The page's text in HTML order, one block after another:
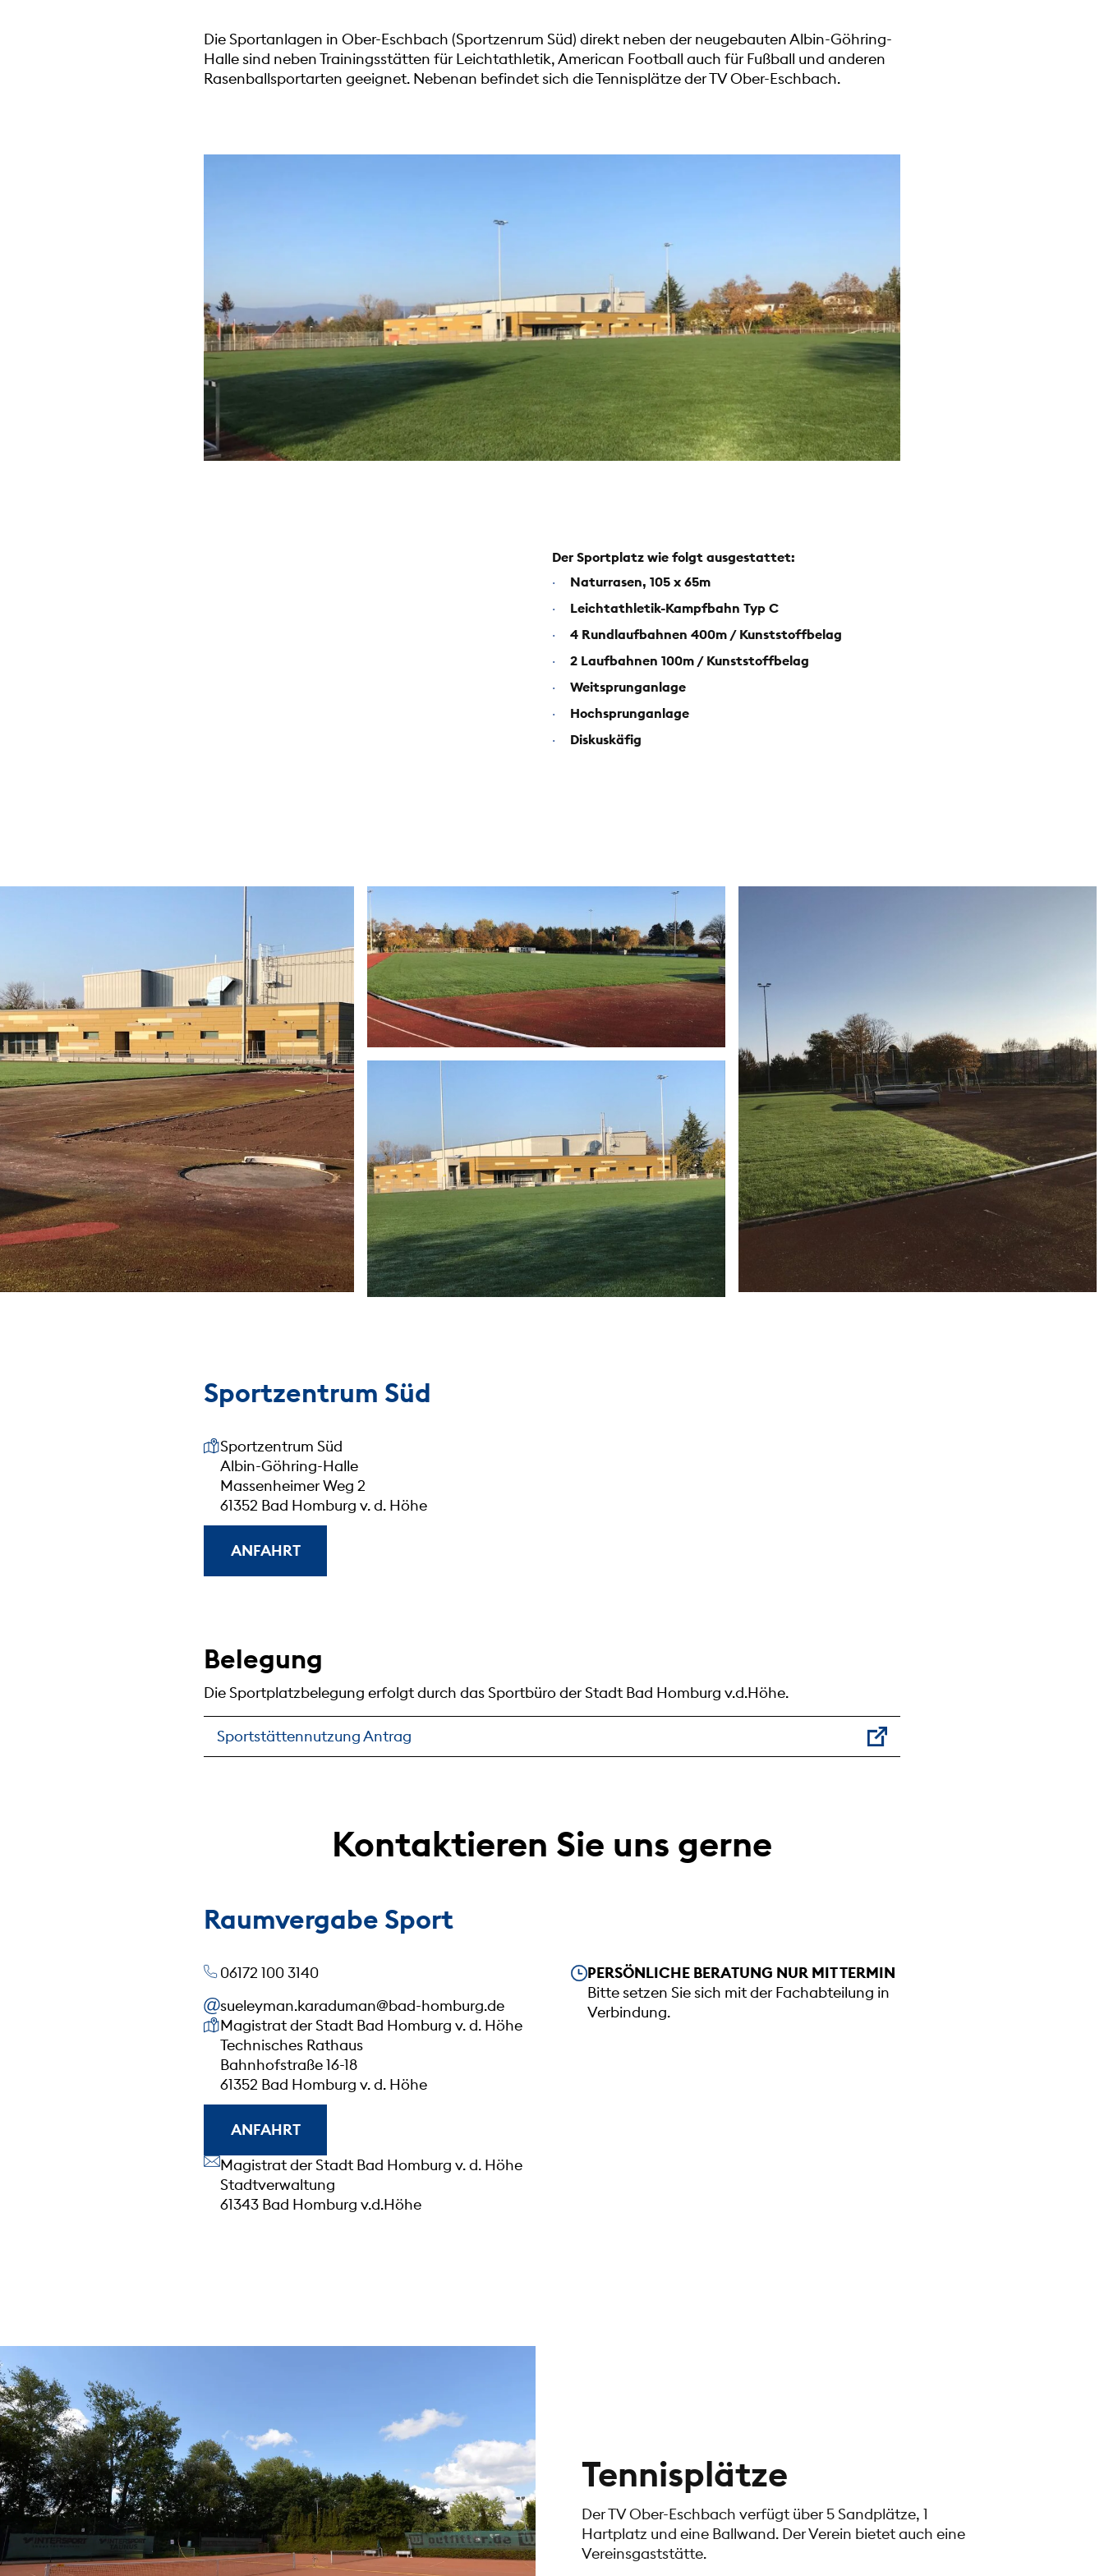
Die Sportanlagen in Ober-Eschbach (Sportzenrum Süd) direkt neben der neugebauten Albin-Göhring-
Halle sind neben Trainingsstätten für Leichtathletik, American Football auch für Fußball und anderen
Rasenballsportarten geeignet. Nebenan befindet sich die Tennisplätze der TV Ober-Eschbach.
Der Sportplatz wie folgt ausgestattet:
· Naturrasen, 105 x 65m
· Leichtathletik-Kampfbahn Typ C
· 4 Rundlaufbahnen 400m / Kunststoffbelag
· 2 Laufbahnen 100m / Kunststoffbelag
· Weitsprunganlage
· Hochsprunganlage
· Diskuskäfig
Sportzentrum Süd
Unsere Anschrift
Sportzentrum Süd
Albin-Göhring-Halle
Massenheimer Weg 2
61352 Bad Homburg v. d. Höhe
ANFAHRT
Belegung
Die Sportplatzbelegung erfolgt durch das Sportbüro der Stadt Bad Homburg v.d.Höhe.
Sportstättennutzung Antrag
Kontaktieren Sie uns gerne
Raumvergabe Sport
06172 100 3140
sueleyman.karaduman@bad-homburg.de
Unsere Anschrift
Magistrat der Stadt Bad Homburg v. d. Höhe
Technisches Rathaus
Bahnhofstraße 16-18
61352 Bad Homburg v. d. Höhe
ANFAHRT
Unsere Anschrift
Magistrat der Stadt Bad Homburg v. d. Höhe
Stadtverwaltung
61343 Bad Homburg v.d.Höhe
Unsere Öffnungszeiten
PERSÖNLICHE BERATUNG NUR MIT TERMIN
Bitte setzen Sie sich mit der Fachabteilung in
Verbindung.
Tennisplätze
Der TV Ober-Eschbach verfügt über 5 Sandplätze, 1
Hartplatz und eine Ballwand. Der Verein bietet auch eine
Vereinsgaststätte.